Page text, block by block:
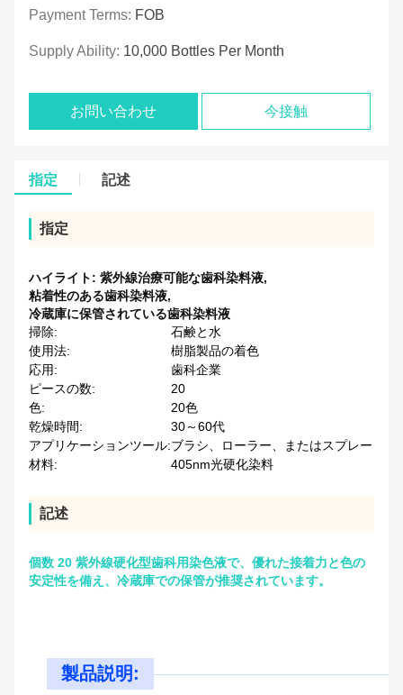
Payment Terms: FOB
Supply Ability: 10,000 Bottles Per Month
お問い合わせ 今接触
指定 記述
指定
ハイライト: 紫外線治療可能な歯科染料液,
粘着性のある歯科染料液,
冷蔵庫に保管されている歯科染料液
掃除:
石鹸と水
使用法:
樹脂製品の着色
応用:
歯科企業
ピースの数:
20
色:
20色
乾燥時間:
30～60代
アプリケーションツール:ブラシ、ローラー、またはスプレー
材料:
405nm光硬化染料
記述
個数 20 紫外線硬化型歯科用染色液で、優れた接着力と色の
安定性を備え、冷蔵庫での保管が推奨されています。
製品説明: